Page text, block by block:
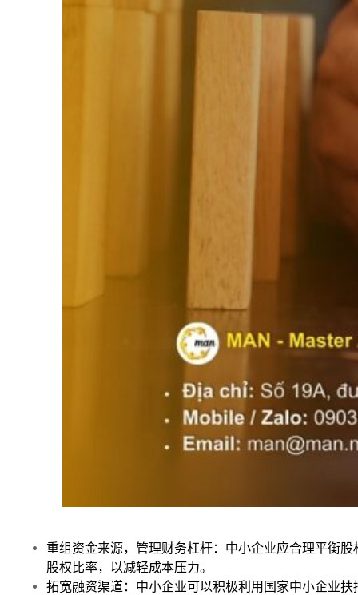
重组资金来源，管理财务杠杆：中小企业应合理平衡
股权比率，以减轻成本压力。
拓宽融资渠道：中小企业可以积极利用国家中小企业